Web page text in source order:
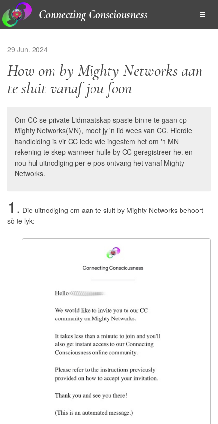
Connecting Consciousness
29 Jun. 2024
How om by Mighty Networks aan
te sluit vanaf jou foon
Om CC se private Lidmaatskap spasie binne te gaan op
Mighty Networks(MN), moet jy 'n lid wees van CC. Hierdie
handleiding is vir CC lede wie ingestem het om 'n MN
rekening te skep wanneer hulle by CC geregistreer het en
nou hul uitnodiging per e-pos ontvang het vanaf Mighty
Networks.
1. Die uitnodiging om aan te sluit by Mighty Networks behoort
sò te lyk: